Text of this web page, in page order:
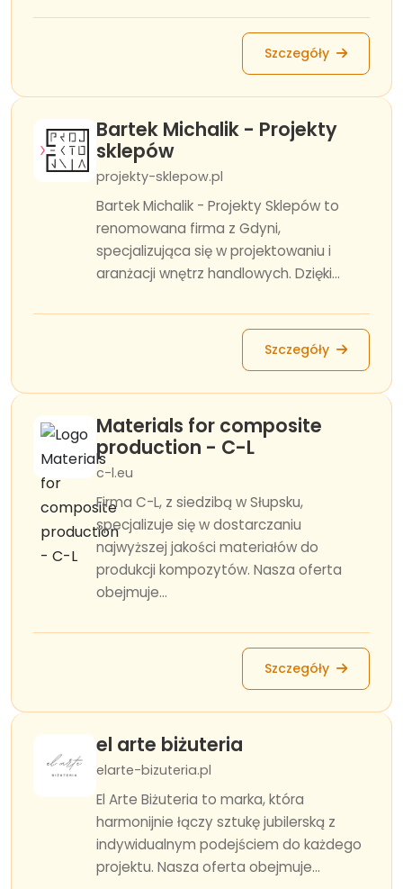
Szczegóły
Bartek Michalik - Projekty
sklepów
projekty-sklepow.pl
Bartek Michalik - Projekty Sklepów to
renomowana firma z Gdyni,
specjalizująca się w projektowaniu i
aranżacji wnętrz handlowych. Dzięki...
Szczegóły
Materials for composite
production - C-L
c-l.eu
Firma C-L, z siedzibą w Słupsku,
specjalizuje się w dostarczaniu
najwyższej jakości materiałów do
produkcji kompozytów. Nasza oferta
obejmuje...
Szczegóły
el arte biżuteria
elarte-bizuteria.pl
El Arte Biżuteria to marka, która
harmonijnie łączy sztukę jubilerską z
indywidualnym podejściem do każdego
projektu. Nasza oferta obejmuje...